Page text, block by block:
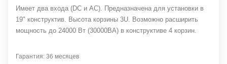
Имеет два входа (DC и АС). Предназначена для установки в
19" конструктив. Высота корзины 3U. Возможно расширить
мощность до 24000 Вт (30000ВА) в конструктиве 4 корзин.
Гарантия: 36 месяцев